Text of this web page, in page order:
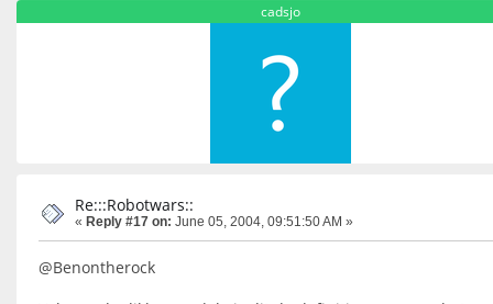
cadsjo
Re:::Robotwars::
« Reply #17 on: June 05, 2004, 09:51:50 AM »
@Benontherock